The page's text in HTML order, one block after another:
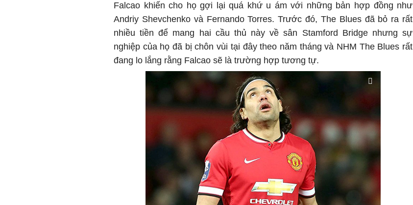
Falcao khiến cho họ gợi lại quá khứ u ám với những bản hợp đồng như
Andriy Shevchenko và Fernando Torres. Trước đó, The Blues đã bỏ ra rất
nhiều tiền để mang hai cầu thủ này về sân Stamford Bridge nhưng sự
nghiệp của họ đã bị chôn vùi tại đây theo năm tháng và NHM The Blues rất
đang lo lắng rằng Falcao sẽ là trường hợp tương tự.